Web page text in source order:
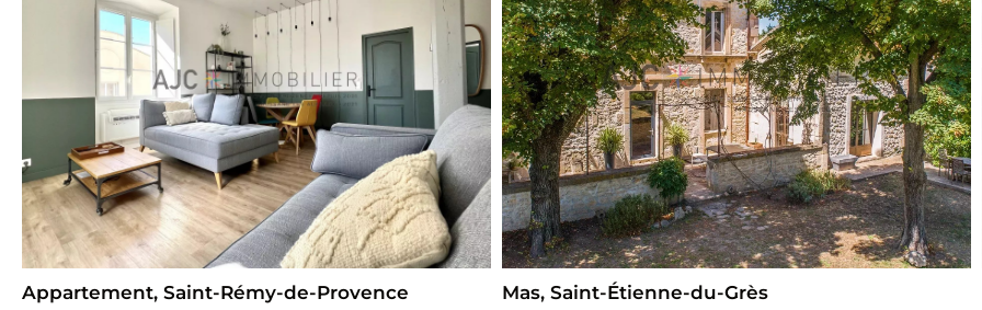
Appartement, Saint-Rémy-de-Provence Mas, Saint-Étienne-du-Grès